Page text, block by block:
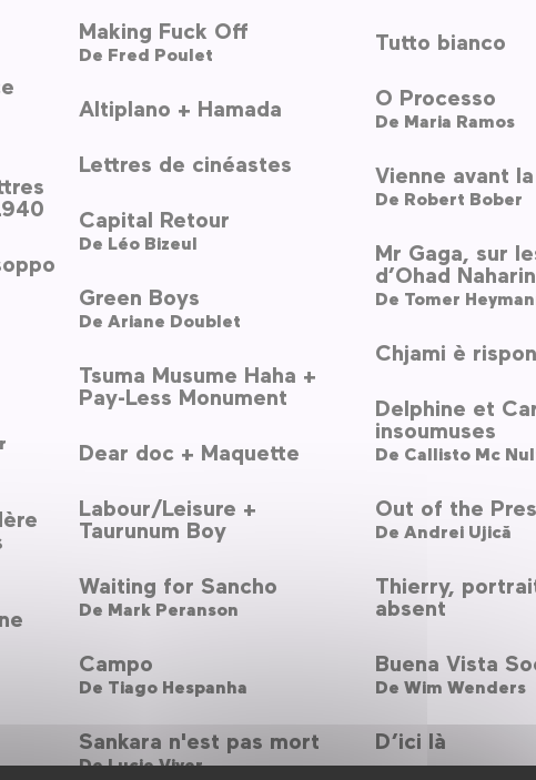
Making Fuck Off
De Fred Poulet
Altiplano + Hamada
Lettres de cinéastes
Capital Retour
De Léo Bizeul
Green Boys
De Ariane Doublet
Tsuma Musume Haha +
Pay-Less Monument
Dear doc + Maquette
Labour/Leisure +
Taurunum Boy
Waiting for Sancho
De Mark Peranson
Campo
De Tiago Hespanha
Sankara n'est pas mort
DeLucie Viver
Tutto bianco
O Processo
De Maria Ramos
Vienne avant
De Robert Bober
Mr Gaga, sur
d’Ohad Naharin
De Tomer
Chjami è
Delphine et
insoumuses
De Callisto Mc
Out of the
De Andrei Ujică
Thierry,
absent
Buena Vista
De Wim Wenders
D’ici là